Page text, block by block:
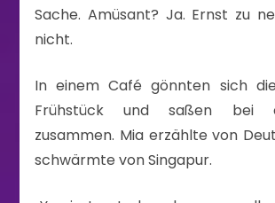
Sache. Amüsant? Ja. Ernst zu
nicht.
In einem Café gönnten sich
Frühstück und saßen bei
zusammen. Mia erzählte von
schwärmte von Singapur.